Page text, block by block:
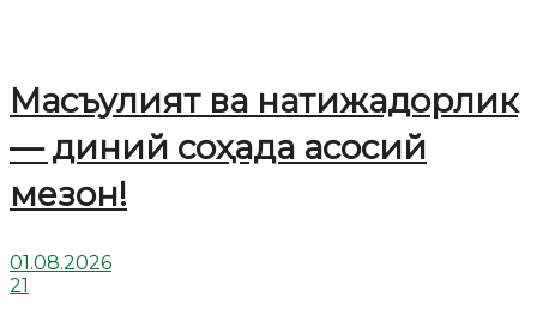
Масъулият ва натижадорлик
— диний соҳада асосий
мезон!
01.08.2026
21